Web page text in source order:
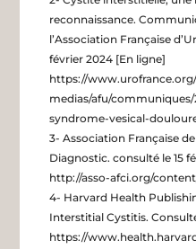
reconnaissance.
l’Association Française
février 2024 [En ligne]
https://
medias/afu/
syndrome-vesical-
3- Association Française
Diagnostic. consulté le 15
http://asso-afci.org/
4- Harvard Health
Interstitial Cystitis.
https://